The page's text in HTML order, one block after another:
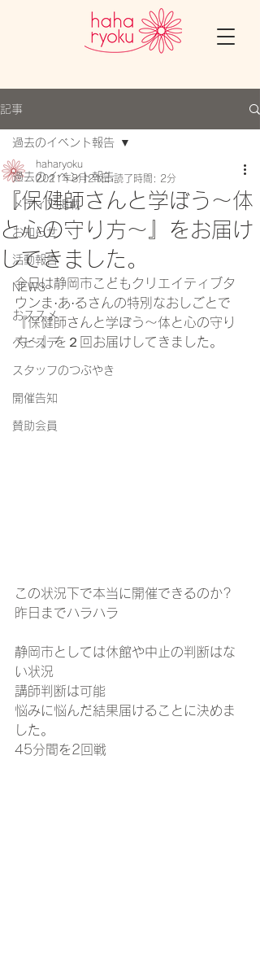
記事
過去のイベント報告
メディア掲載
お知らせ
活動報告
NEWS
おススメ
ベビステ
スタッフのつぶやき
開催告知
賛助会員
過去のイベント報告
『保健師さんと学ぼう〜体
と心の守り方〜』をお届け
してきました。
haharyoku
2021年8月21日 読了時間: 2分
今日は静岡市こどもクリエイティブタ
ウンま·あ·るさんの特別なおしごとで
『保健師さんと学ぼう〜体と心の守り
方〜』を２回お届けしてきました。
この状況下で本当に開催できるのか?
昨日までハラハラ
静岡市としては休館や中止の判断はな
い状況
講師判断は可能
悩みに悩んだ結果届けることに決めま
した。
45分間を2回戦